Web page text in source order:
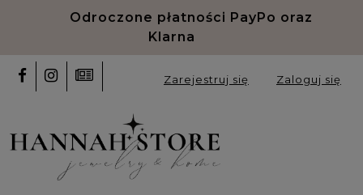
Odroczone płatności PayPo oraz
Klarna
Zarejestruj się Zaloguj się